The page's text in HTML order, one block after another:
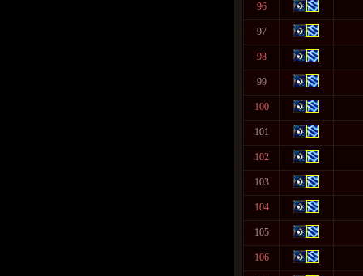
96
97
98
99
100
101
102
103
104
105
106